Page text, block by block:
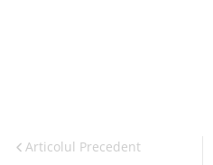
Articolul Precedent